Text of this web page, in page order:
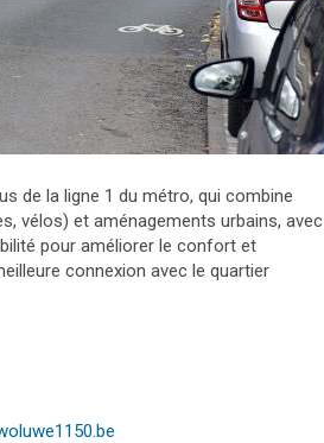
de la ligne 1 du métro, qui combine
vélos) et aménagements urbains, avec
pour améliorer le confort et
connexion avec le quartier